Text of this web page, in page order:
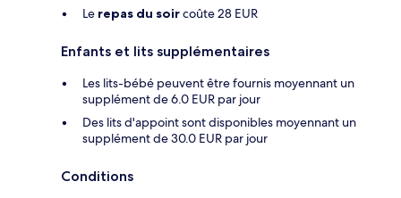
Le repas du soircoûte 28 EUR
Enfants et lits supplémentaires
Les lits-bébé peuvent être fournis moyennant un
supplément de 6.0 EUR par jour
Des lits d'appoint sont disponibles moyennant un
supplément de 30.0 EUR par jour
Conditions